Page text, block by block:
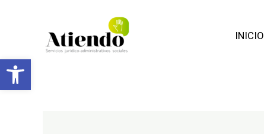
INICIO
de
entradas
Abrir barra de herramientas